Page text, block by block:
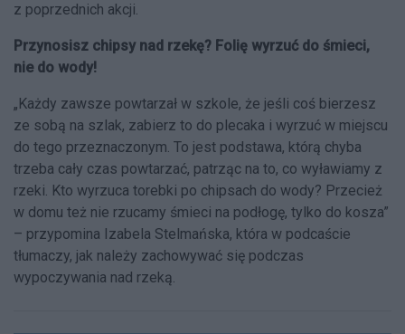
z poprzednich akcji.
Przynosisz chipsy nad rzekę? Folię wyrzuć do śmieci,
nie do wody!
„Każdy zawsze powtarzał w szkole, że jeśli coś bierzesz
ze sobą na szlak, zabierz to do plecaka i wyrzuć w miejscu
do tego przeznaczonym. To jest podstawa, którą chyba
trzeba cały czas powtarzać, patrząc na to, co wyławiamy z
rzeki. Kto wyrzuca torebki po chipsach do wody? Przecież
w domu też nie rzucamy śmieci na podłogę, tylko do kosza”
– przypomina Izabela Stelmańska, która w podcaście
tłumaczy, jak należy zachowywać się podczas
wypoczywania nad rzeką.